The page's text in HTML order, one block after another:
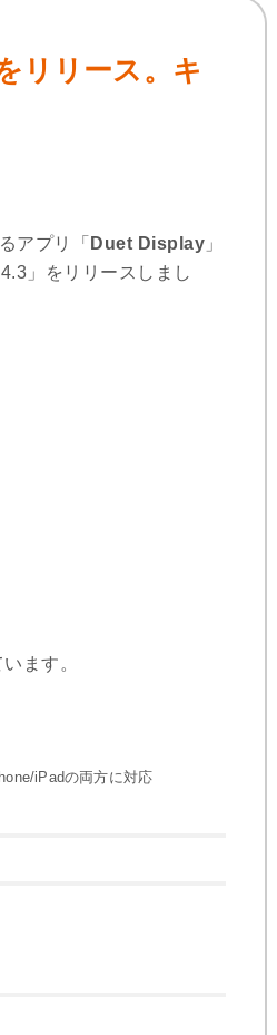
リリース。キ
アプリ「 Duet Display 」
」をリリースしまし
ます。
iPadの両方に対応